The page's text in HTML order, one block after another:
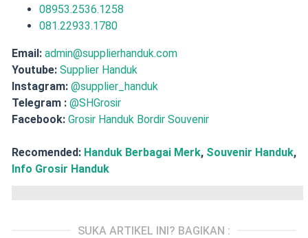
08953.2536.1258
081.22933.1780
Email: admin@supplierhanduk.com
Youtube: Supplier Handuk
Instagram: @supplier_handuk
Telegram : @SHGrosir
Facebook: Grosir Handuk Bordir Souvenir
Recomended: Handuk Berbagai Merk, Souvenir Handuk,
Info Grosir Handuk
SUKA ARTIKEL INI? BAGIKAN :